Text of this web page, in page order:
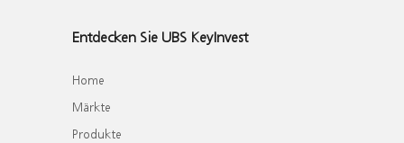
Entdecken Sie UBS KeyInvest
Home
Märkte
Produkte